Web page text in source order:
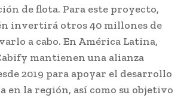
de flota. Para este proyecto,
invertirá otros 40 millones de
a cabo. En América Latina,
mantienen una alianza
2019 para apoyar el desarrollo
en la región, así como su objetivo